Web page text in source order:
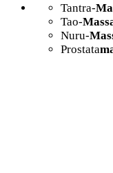
Tantra-
Tao-
Nuru-
Prostata